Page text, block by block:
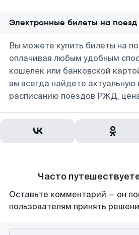
Электронные билеты на поезд
Вы можете купить билеты на
оплачивая любым удобным
кошелек или банковской
вы всегда найдете
расписанию поездов РЖД,
Часто
Оставьте комментарий — он
пользователям принять